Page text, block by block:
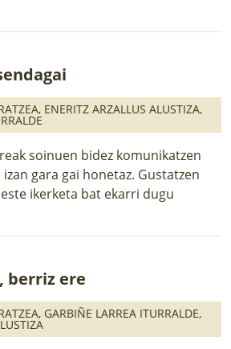
, ENERITZ ARZALLUS ALUSTIZA,
soinuen bidez komunikatzen
gara gai honetaz. Gustatzen
ikerketa bat ekarri dugu
berriz ere
, GARBIÑE LARREA ITURRALDE,